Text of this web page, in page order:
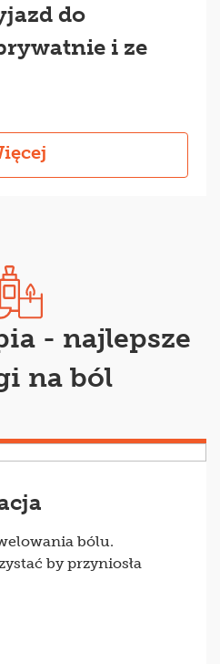
do
i ze
- najlepsze
na ból
bólu.
by przyniosła